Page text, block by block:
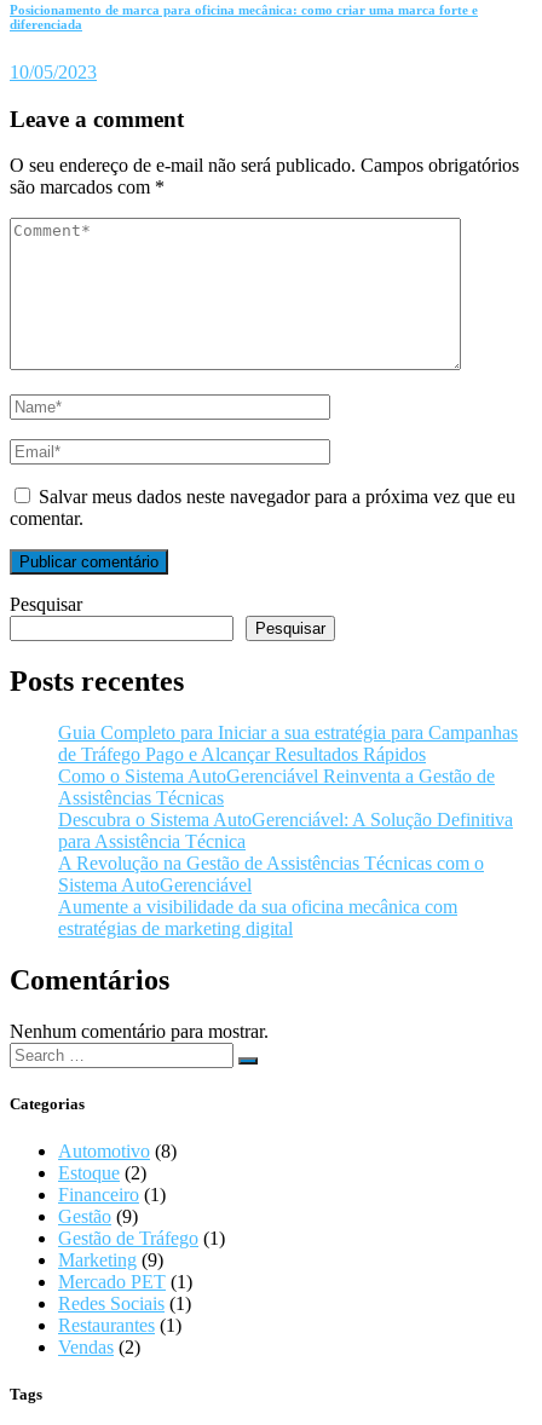
Posicionamento de marca para oficina mecânica: como criar uma marca forte e
diferenciada
10/05/2023
Leave a comment
O seu endereço de e-mail não será publicado. Campos obrigatórios
são marcados com *
Salvar meus dados neste navegador para a próxima vez que eu
comentar.
Pesquisar
Pesquisar
Posts recentes
Guia Completo para Iniciar a sua estratégia para Campanhas
de Tráfego Pago e Alcançar Resultados Rápidos
Como o Sistema AutoGerenciável Reinventa a Gestão de
Assistências Técnicas
Descubra o Sistema AutoGerenciável: A Solução Definitiva
para Assistência Técnica
A Revolução na Gestão de Assistências Técnicas com o
Sistema AutoGerenciável
Aumente a visibilidade da sua oficina mecânica com
estratégias de marketing digital
Comentários
Nenhum comentário para mostrar.
Search
for:
Categorias
Automotivo (8)
Estoque (2)
Financeiro (1)
Gestão (9)
Gestão de Tráfego (1)
Marketing (9)
Mercado PET (1)
Redes Sociais (1)
Restaurantes (1)
Vendas (2)
Tags